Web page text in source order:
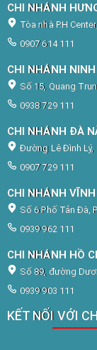
CHI NHÁNH
Tòa nhà P.H
0907 614 111
CHI NHÁNH
Số 15, Quang
0938 729 111
CHI NHÁNH ĐÀ
Đường Lê Đình Lý,
0907 729 111
CHI NHÁNH
Số 6 Phố Tản Đà,
0939 962 111
CHI NHÁNH HỒ
Số 89, đường
0939 903 111
KẾT NỐI VỚI